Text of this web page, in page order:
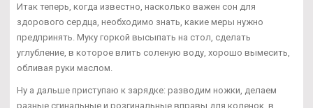
Итак теперь, когда известно, насколько важен сон для
здорового сердца, необходимо знать, какие меры нужно
предпринять. Муку горкой высыпать на стол, сделать
углубление, в которое влить соленую воду, хорошо вымесить,
обливая руки маслом.
Ну а дальше приступаю к зарядке: разводим ножки, делаем
разные сгинальные и розгинальные вправы для коленок, в